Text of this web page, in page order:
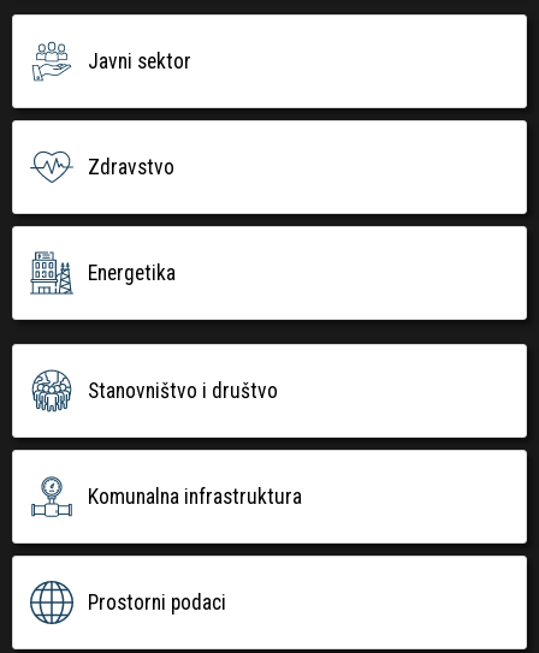
Javni sektor
Zdravstvo
Energetika
Stanovništvo i društvo
Komunalna infrastruktura
Prostorni podaci